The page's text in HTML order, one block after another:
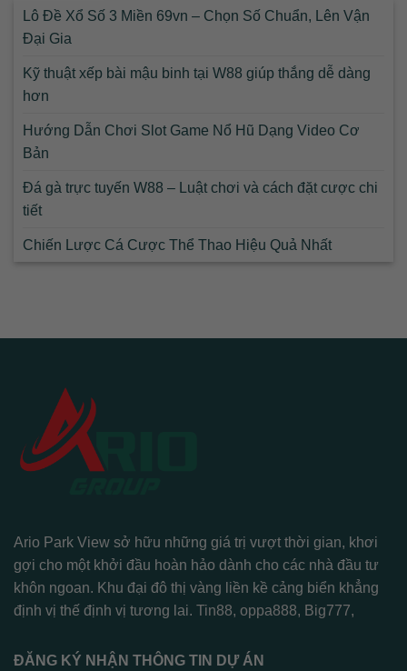
Lô Đề Xổ Số 3 Miền 69vn – Chọn Số Chuẩn, Lên Vận
Đại Gia
Kỹ thuật xếp bài mậu binh tại W88 giúp thắng dễ dàng
hơn
Hướng Dẫn Chơi Slot Game Nổ Hũ Dạng Video Cơ
Bản
Đá gà trực tuyến W88 – Luật chơi và cách đặt cược chi
tiết
Chiến Lược Cá Cược Thể Thao Hiệu Quả Nhất
Ario Park View sở hữu những giá trị vượt thời gian, khơi
gợi cho một khởi đầu hoàn hảo dành cho các nhà đầu tư
khôn ngoan. Khu đại đô thị vàng liền kề cảng biển khẳng
định vị thế định vị tương lai. Tin88, oppa888, Big777,
ĐĂNG KÝ NHẬN THÔNG TIN DỰ ÁN